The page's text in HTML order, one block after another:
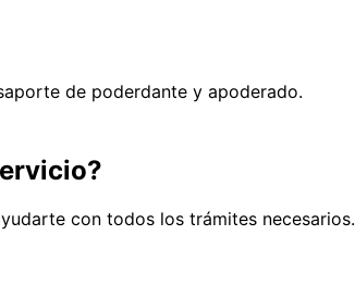
de poderdante y apoderado.
con todos los trámites necesarios.